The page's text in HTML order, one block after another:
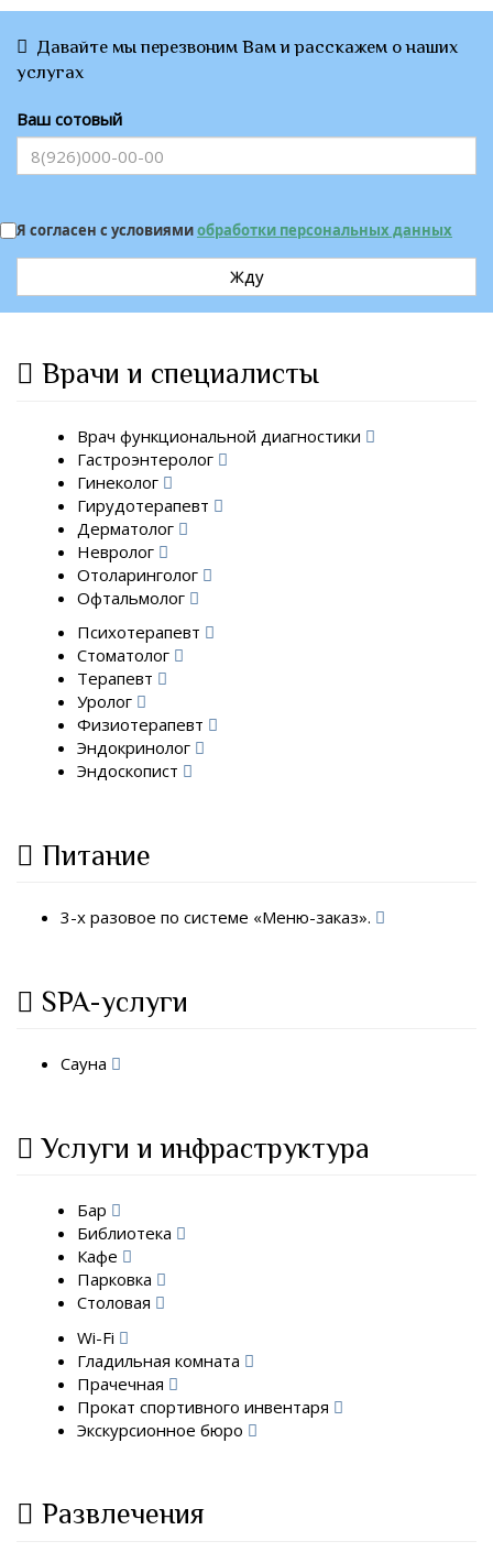
Давайте мы перезвоним Вам и расскажем о наших
услугах
Ваш сотовый
Я согласен с условиямиобработки персональных данных
Жду
Врачи и специалисты
Врач функциональной диагностики
Гастроэнтеролог
Гинеколог
Гирудотерапевт
Дерматолог
Невролог
Отоларинголог
Офтальмолог
Психотерапевт
Стоматолог
Терапевт
Уролог
Физиотерапевт
Эндокринолог
Эндоскопист
Питание
3-х разовое по системе «Меню-заказ».
SPA-услуги
Сауна
Услуги и инфраструктура
Бар
Библиотека
Кафе
Парковка
Столовая
Wi-Fi
Гладильная комната
Прачечная
Прокат спортивного инвентаря
Экскурсионное бюро
Развлечения